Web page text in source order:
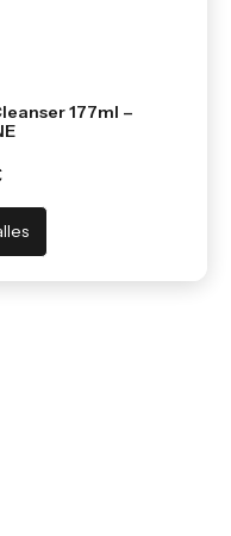
177ml –